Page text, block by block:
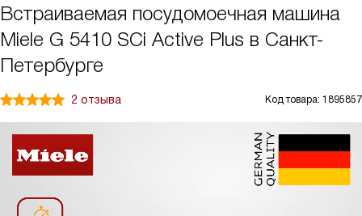
Встраиваемая посудомоечная машина
Miele G 5410 SCi Active Plus в Санкт-
Петербурге
2 отзыва Код товара: 1895857